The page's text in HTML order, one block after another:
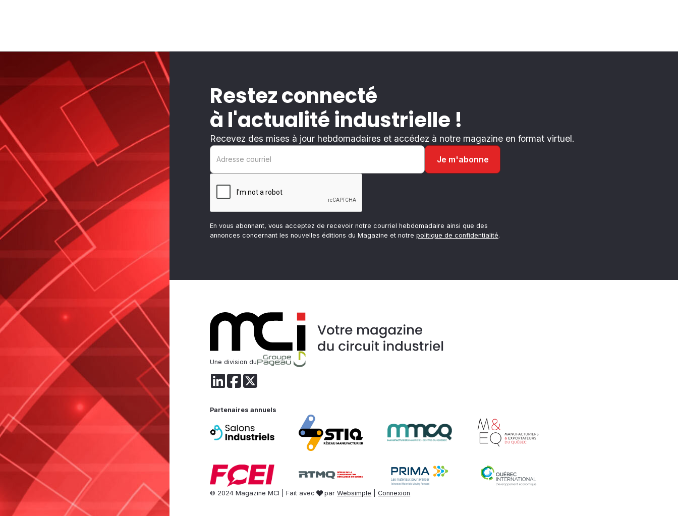
Restez connecté
à l'actualité industrielle !
Recevez des mises à jour hebdomadaires et accédez à notre magazine en format virtuel.
En vous abonnant, vous acceptez de recevoir notre courriel hebdomadaire ainsi que des
annonces concernant les nouvelles éditions du Magazine et notre politique de confidentialité.
Une division du
Partenaires annuels
© 2024 Magazine MCI | Fait avec parWebsimple |Connexion